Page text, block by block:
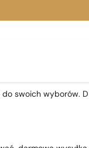
swoich wyborów.